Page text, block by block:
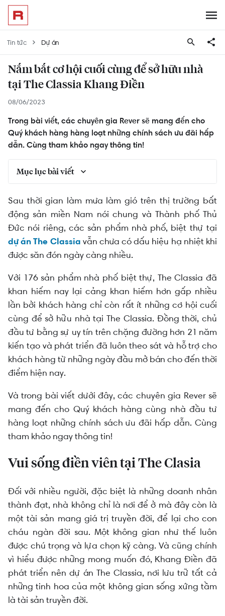
Tin tức Dự án
Nắm bắt cơ hội cuối cùng để sở hữu nhà
tại The Classia Khang Điền
08/06/2023
Trong bài viết, các chuyên gia Rever sẽ mang đến cho
Quý khách hàng hàng loạt những chính sách ưu đãi hấp
dẫn. Cùng tham khảo ngay thông tin!
Mục lục bài viết
Loạt ưu đãi hấp dẫn khi khách hàng sở hữu nhà
tại The Classia Khang Điền
Sau thời gian làm mưa làm gió trên thị trường bất
động sản miền Nam nói chung và Thành phố Thủ
Đức nói riêng, các sản phẩm nhà phố, biệt thự tại
dự án The Classia vẫn chưa có dấu hiệu hạ nhiệt khi
được săn đón ngày càng nhiều.
Với 176 sản phẩm nhà phố biệt thự, The Classia đã
khan hiếm nay lại cảng khan hiếm hơn gấp nhiều
lần bởi khách hàng chỉ còn rất ít những cơ hội cuối
cùng để sở hữu nhà tại The Classia. Đồng thời, chủ
đầu tư bằng sự uy tín trên chặng đường hơn 21 năm
kiến tạo và phát triển đã luôn theo sát và hỗ trợ cho
khách hàng từ những ngày đầu mở bán cho đến thời
điểm hiện nay.
Và trong bài viết dưới đây, các chuyên gia Rever sẽ
mang đến cho Quý khách hàng cùng nhà đầu tư
hàng loạt những chính sách ưu đãi hấp dẫn. Cùng
tham khảo ngay thông tin!
Vui sống điền viên tại The Clasia
Đối với nhiều người, đặc biệt là những doanh nhân
thành đạt, nhà không chỉ là nơi để ở mà đây còn là
một tài sản mang giá trị truyền đời, để lại cho con
cháu ngàn đời sau. Một không gian như thế luôn
được chú trọng và lựa chọn kỹ càng. Và cũng chính
vì hiểu được những mong muốn đó, Khang Điền đã
phát triển nên dự án The Classia, nơi lưu trữ tất cả
những tinh hoa của một không gian sống xứng tầm
là tài sản truyền đời.